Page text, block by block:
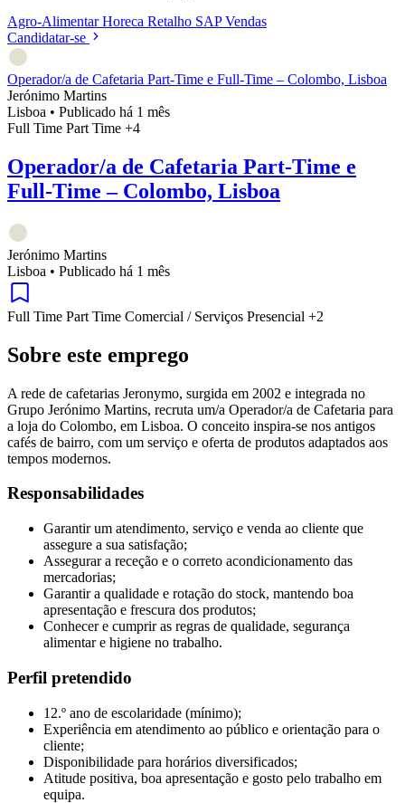
Agro-AlimentarHoreca Retalho SAPVendas
Candidatar-se
Operador/a de Cafetaria Part-Time e Full-Time – Colombo, Lisboa
Jerónimo Martins
Lisboa • Publicado há 1 mês
Full Time Part Time +4
Operador/a de Cafetaria Part-Time e
Full-Time – Colombo, Lisboa
Jerónimo Martins
Lisboa • Publicado há 1 mês
Full Time Part Time Comercial / Serviços Presencial +2
Sobre este emprego
A rede de cafetarias Jeronymo, surgida em 2002 e integrada no
Grupo Jerónimo Martins, recruta um/a Operador/a de Cafetaria para
a loja do Colombo, em Lisboa. O conceito inspira-se nos antigos
cafés de bairro, com um serviço e oferta de produtos adaptados aos
tempos modernos.
Responsabilidades
Garantir um atendimento, serviço e venda ao cliente que
assegure a sua satisfação;
Assegurar a receção e o correto acondicionamento das
mercadorias;
Garantir a qualidade e rotação do stock, mantendo boa
apresentação e frescura dos produtos;
Conhecer e cumprir as regras de qualidade, segurança
alimentar e higiene no trabalho.
Perfil pretendido
12.º ano de escolaridade (mínimo);
Experiência em atendimento ao público e orientação para o
cliente;
Disponibilidade para horários diversificados;
Atitude positiva, boa apresentação e gosto pelo trabalho em
equipa.